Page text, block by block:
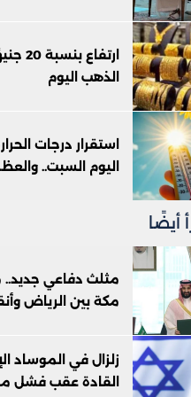
الذهب اليوم
استقرار درجات
اليوم السبت..
أيضًا
مثلث دفاعي جديد..
مكة بين الرياض
زلزال في الموساد
القادة عقب فشل